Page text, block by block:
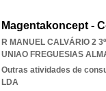
Magentakoncept -
R MANUEL CALVÁRIO 2
UNIAO FREGUESIAS
Outras atividades de
LDA